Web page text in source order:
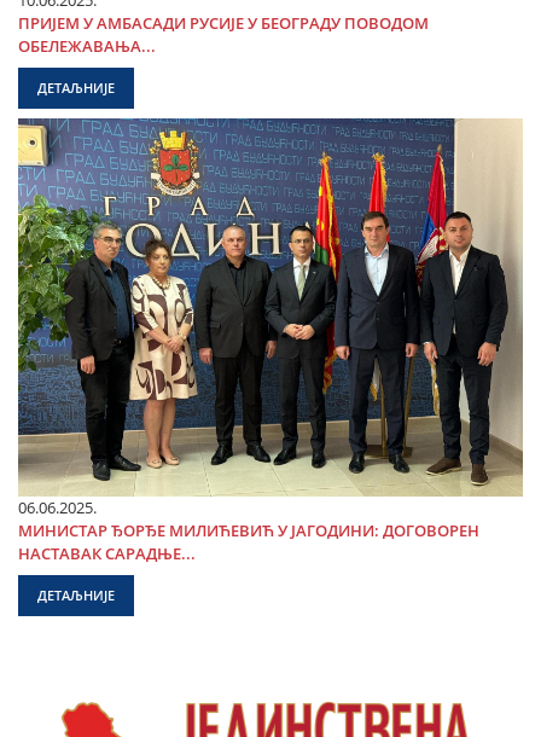
ПРИЈЕМ У АМБАСАДИ РУСИЈЕ У БЕОГРАДУ ПОВОДОМ
ОБЕЛЕЖАВАЊА...
ДЕТАЉНИЈЕ
06.06.2025.
МИНИСТАР ЂОРЂЕ МИЛИЋЕВИЋ У ЈАГОДИНИ: ДОГОВОРЕН
НАСТАВАК САРАДЊЕ...
ДЕТАЉНИЈЕ